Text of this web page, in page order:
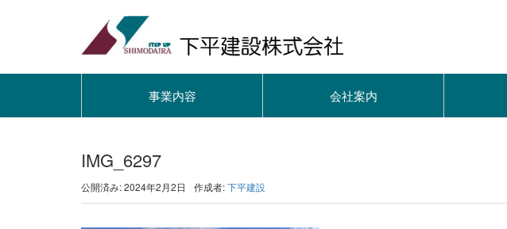
事業内容 会社案内
IMG_6297
公開済み: 2024年2月2日 作成者:下平建設